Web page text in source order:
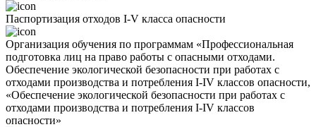
Паспортизация отходов I-V класса опасности
Организация обучения по программам «Профессиональная
подготовка лиц на право работы с опасными отходами.
Обеспечение экологической безопасности при работах с
отходами производства и потребления I-IV классов опасности,
«Обеспечение экологической безопасности при работах с
отходами производства и потребления I-IV классов
опасности»